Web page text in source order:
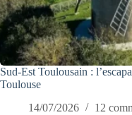
Sud-Est Toulousain :
Toulouse
14/07/2026
12